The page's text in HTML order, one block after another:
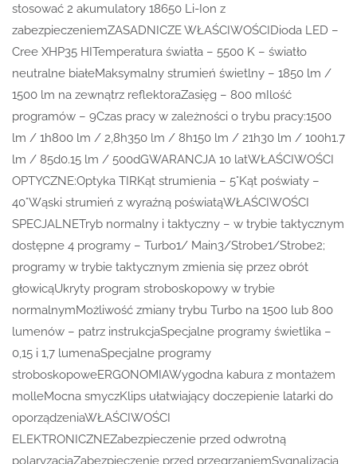
stosować 2 akumulatory 18650 Li-Ion z
zabezpieczeniemZASADNICZE WŁAŚCIWOŚCIDioda LED –
Cree XHP35 HITemperatura światła – 5500 K – światło
neutralne białeMaksymalny strumień świetlny – 1850 lm /
1500 lm na zewnątrz reflektoraZasięg – 800 mIlość
programów – 9Czas pracy w zależności o trybu pracy:1500
lm / 1h800 lm / 2,8h350 lm / 8h150 lm / 21h30 lm / 100h1.7
lm / 85d0.15 lm / 500dGWARANCJA 10 latWŁAŚCIWOŚCI
OPTYCZNE:Optyka TIRKąt strumienia – 5°Kąt poświaty –
40°Wąski strumień z wyraźną poświatąWŁAŚCIWOŚCI
SPECJALNETryb normalny i taktyczny – w trybie taktycznym
dostępne 4 programy – Turbo1/ Main3/Strobe1/Strobe2;
programy w trybie taktycznym zmienia się przez obrót
głowicąUkryty program stroboskopowy w trybie
normalnymMożliwość zmiany trybu Turbo na 1500 lub 800
lumenów – patrz instrukcjaSpecjalne programy świetlika –
0,15 i 1,7 lumenaSpecjalne programy
stroboskopoweERGONOMIAWygodna kabura z montażem
molleMocna smyczKlips ułatwiający doczepienie latarki do
oporządzeniaWŁAŚCIWOŚCI
ELEKTRONICZNEZabezpieczenie przed odwrotną
polaryzacjąZabezpieczenie przed przegrzaniemSygnalizacja